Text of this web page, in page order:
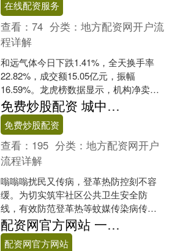
在线配资服务
查看：74 分类：地方配资网开户流
程详解
和远气体今日下跌1.41%，全天换手率
22.82%，成交额15.05亿元，振幅
16.59%。龙虎榜数据显示，机构净卖出
8169.10万元，深股通净卖出2372.....
免费炒股配资 城中村、老旧小区重点盯防！深圳一社区硬核开课
免费炒股配资
查看： 195 分类：地方配资网开户
流程详解
嗡嗡嗡扰民又传病，登革热防控刻不容
缓。为切实筑牢社区公共卫生安全防
线，有效防范登革热等蚊媒传染病传播
风险，提升基层防控专业能力，4月3
日，西乡街道乐群社区特邀街....
配资网官方网站 一张图看哭网友背后：深圳前海为何造一座“疯狂IP城”？
配资网官方网站